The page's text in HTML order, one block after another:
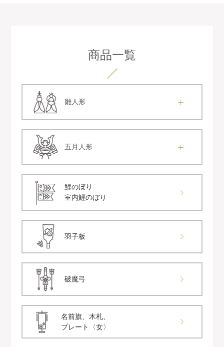
商品一覧
雛人形
五月人形
鯉のぼり
室内鯉のぼり
羽子板
破魔弓
名前旗、木札、
プレート〈女〉